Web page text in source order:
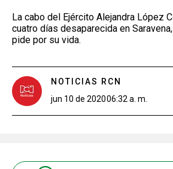
La cabo del Ejército Alejandra López
cuatro días desaparecida en
pide por su vida.
NOTICIAS RCN
jun 10 de 202006:32 a. m.